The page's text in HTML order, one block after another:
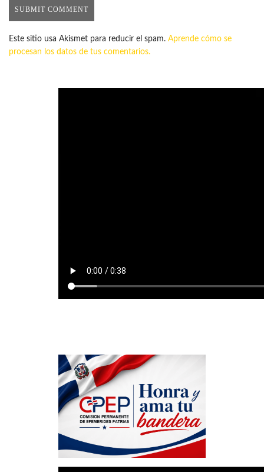
Este sitio usa Akismet para reducir el spam. Aprende cómo se
procesan los datos de tus comentarios.